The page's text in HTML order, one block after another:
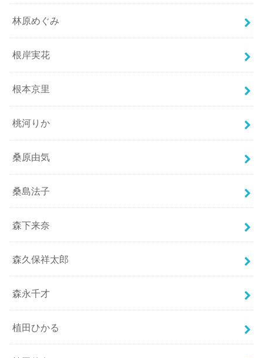
林原めぐみ
根岸実花
根本京里
桃河りか
桑原由気
桑島法子
森下来奈
森久保祥太郎
森永千才
植田ひかる